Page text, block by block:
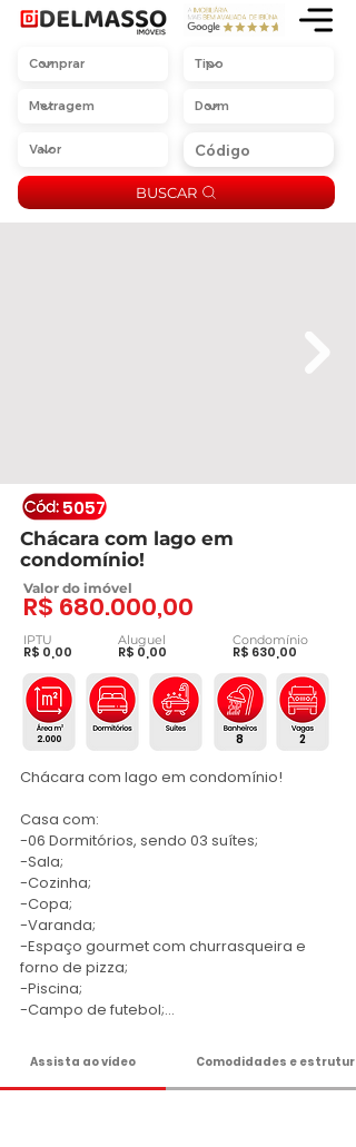
BUSCAR
5057
Chácara com lago em
condomínio!
Valor do imóvel
R$ 680.000,00
IPTU
R$ 0,00
Aluguel
R$ 0,00
Condomínio
R$ 630,00
8 2
2.000
Chácara com lago em condomínio!
Casa com:
-06 Dormitórios, sendo 03 suítes;
-Sala;
-Cozinha;
-Copa;
-Varanda;
-Espaço gourmet com churrasqueira e
forno de pizza;
-Piscina;
-Campo de futebol;
-Salão de festas;
-Lago com peixes;
-Horta suspensa;
Assista ao vídeo Comodidades e estrutura